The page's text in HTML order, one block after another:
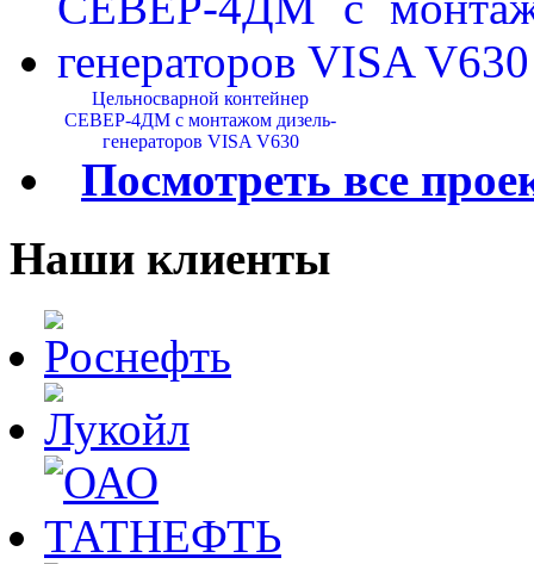
Цельносварной контейнер
СЕВЕР-4ДМ с монтажом дизель-
генераторов VISA V630
Посмотреть все
Наши клиенты